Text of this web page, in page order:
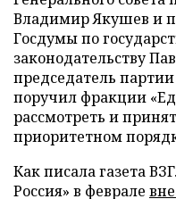
Владимир Якушев и
Госдумы по
законодательству
председатель
поручил фракции
рассмотреть и
приоритетном
Как писала газета
Россия» в феврале